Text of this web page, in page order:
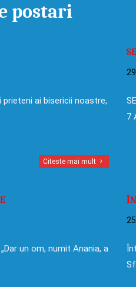
postari
ai bisericii noastre,
Citeste mai mult
7
un om, numit Anania, a